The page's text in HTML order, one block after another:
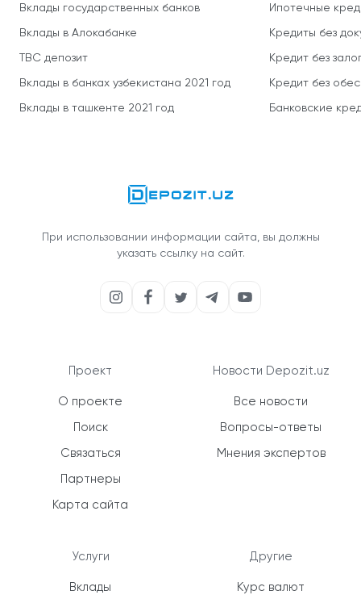
Вклады государственных банков
Вклады в Алокабанке
TBC депозит
Вклады в банках узбекистана 2021 год
Вклады в ташкенте 2021 год
Ипотечные
Кредиты без
Кредит без
Кредит без
Банковские
При использовании информации сайта, вы должны
указать ссылку на сайт.
Проект
О проекте
Поиск
Связаться
Партнеры
Карта сайта
Услуги
Вклады
Новости Depozit.uz
Все новости
Вопросы-ответы
Мнения экспертов
Другие
Курс валют